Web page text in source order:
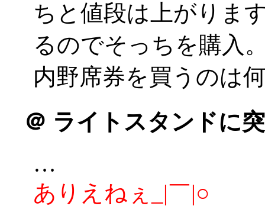
ちと値段は上がりま
るのでそっちを購入
内野席券を買うのは
＠ ライトスタンドに
…
ありえねぇ_|￣|○